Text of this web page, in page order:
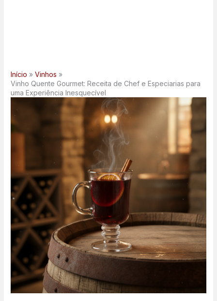
Início
Vinhos
Vinho Quente Gourmet: Receita de Chef e Especiarias para
uma Experiência Inesquecível